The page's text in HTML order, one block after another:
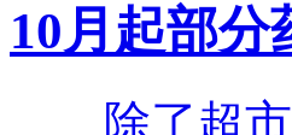
10月起部
除了超市